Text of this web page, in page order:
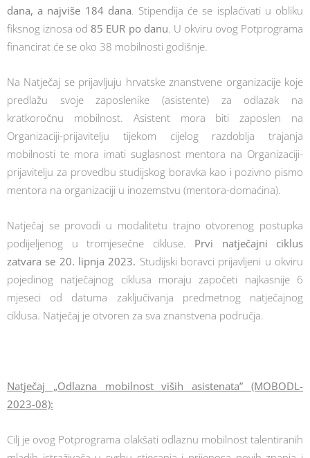
dana, a najviše 184 dana. Stipendija će se isplaćivati u obliku
fiksnog iznosa od85 EUR po danu. U okviru ovog Potprograma
financirat će se oko 38 mobilnosti godišnje.
Na Natječaj se prijavljuju hrvatske znanstvene organizacije koje
predlažu svoje zaposlenike (asistente) za odlazak na
kratkoročnu mobilnost. Asistent mora biti zaposlen na
Organizaciji-prijavitelju tijekom cijelog razdoblja trajanja
mobilnosti te mora imati suglasnost mentora na Organizaciji-
prijavitelju za provedbu studijskog boravka kao i pozivno pismo
mentora na organizaciji u inozemstvu (mentora-domaćina).
Natječaj se provodi u modalitetu trajno otvorenog postupka
podijeljenog u tromjesečne cikluse. Prvi natječajni ciklus
zatvara se 20. lipnja 2023. Studijski boravci prijavljeni u okviru
pojedinog natječajnog ciklusa moraju započeti najkasnije 6
mjeseci od datuma zaključivanja predmetnog natječajnog
ciklusa. Natječaj je otvoren za sva znanstvena područja.
Natječaj „Odlazna mobilnost viših asistenata” (MOBODL-
2023-08):
Cilj je ovog Potprograma olakšati odlaznu mobilnost talentiranih